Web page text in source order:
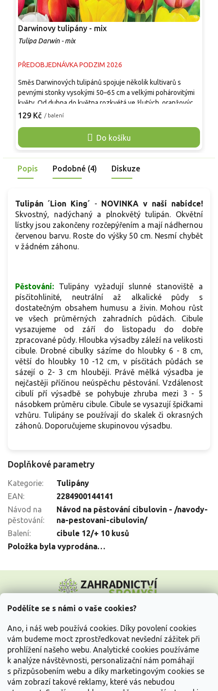
Podělíte se s námi o vaše cookies?
Ano, i náš web používá cookies. Díky povolení cookies
vám budeme moct zprostředkovat nevšední zážitek při
prohlížení našeho webu. Analytické cookies používáme
k analýze návštěvnosti, personalizační nám pomáhají
s přizpůsobením webu a díky marketingovým cookies se
vám zobrazí takové reklamy, které vás nebudou
Darwinovy tulipány - mix
Tulipa Darwin - mix
PŘEDOBJEDNÁVKA PODZIM 2026
129 Kč / balení
Do košíku
Směs Darwinových tulipánů spojuje několik kultivarů s
pevnými stonky vysokými 50–65 cm a velkými pohárovitými
květy. Od dubna do května rozkvétá ve žlutých, oranžových,
červených, růžových i vícebarevných odstínech, jejichž
jarnímu větru a dešti, mají dlouhou výdrž ve váze a jsou
vhodné k řezu. Směs vynikne v záhonech, podél cest, mezi
Popis Podobné (4) Diskuze
Tulipán ´Lion King´ - NOVINKA v naší nabídce!
Skvostný, nadýchaný a plnokvětý tulipán. Okvětní
lístky jsou zakončeny rozčepýřením a mají nádhernou
červenou barvu. Roste do výšky 50 cm. Nesmí chybět
v žádném záhonu.
Pěstování: Tulipány vyžadují slunné stanoviště a
písčitohlinité, neutrální až alkalické půdy s
dostatečným obsahem humusu a živin. Mohou růst
ve všech průměrných zahradních půdách. Cibule
vysazujeme od září do listopadu do dobře
zpracované půdy. Hloubka výsadby záleží na velikosti
cibule. Drobné cibulky sázíme do hloubky 6 - 8 cm,
větší do hloubky 10 -12 cm, v písčitách půdách se
sázejí o 2- 3 cm hlouběji. Právě mělká výsadba je
nejčastěji příčinou neúspěchu pěstování. Vzdálenost
cibulí pří výsadbě se pohybuje zhruba mezi 3 - 5
násobkem průměru cibule. Cibule se vysazují špičkami
vzhůru. Tulipány se používají do skalek či okrasných
záhonů. Doporučujeme skupinovou výsadbu.
Doplňkové parametry
Kategorie:
Tulipány
EAN:
2284900144141
Návod na
pěstování:
Návod na pěstování cibulovin - /navody-
na-pestovani-cibulovin/
Balení:
cibule 12/+ 10 kusů
Položka byla vyprodána…
p
Vše o nákupu
Informace pro Vás
Kontakujte nás